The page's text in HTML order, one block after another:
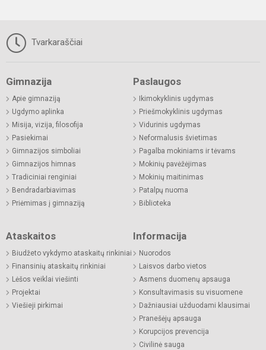
Tvarkaraščiai
Gimnazija
Apie gimnaziją
Ugdymo aplinka
Misija, vizija, filosofija
Pasiekimai
Gimnazijos simboliai
Gimnazijos himnas
Tradiciniai renginiai
Bendradarbiavimas
Priėmimas į gimnaziją
Paslaugos
Ikimokyklinis ugdymas
Priešmokyklinis ugdymas
Vidurinis ugdymas
Neformalusis švietimas
Pagalba mokiniams ir tėvams
Mokinių pavėžėjimas
Mokinių maitinimas
Patalpų nuoma
Biblioteka
Ataskaitos
Biudžeto vykdymo ataskaitų rinkiniai
Finansinių ataskaitų rinkiniai
Lėšos veiklai viešinti
Projektai
Viešieji pirkimai
Informacija
Nuorodos
Laisvos darbo vietos
Asmens duomenų apsauga
Konsultavimasis su visuomene
Dažniausiai užduodami klausimai
Pranešėjų apsauga
Korupcijos prevencija
Civilinė sauga